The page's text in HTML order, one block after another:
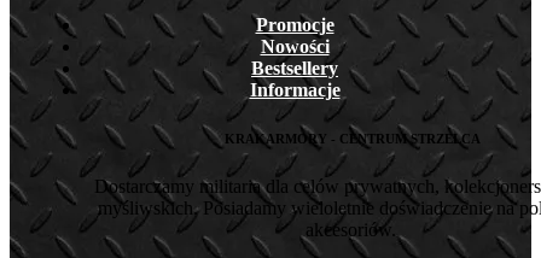
Promocje
Nowości
Bestsellery
Informacje
KRAKARMORY - CENTRUM STRZELCA
Dostarczamy militaria dla celów prywatnych,
myśliwskich. Posiadamy wieloletnie doświadczenie na
akcesoriów.